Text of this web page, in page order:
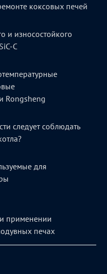
коксовых печей
и износостойкого
C
Rongsheng
следует соблюдать
для
применении
печах